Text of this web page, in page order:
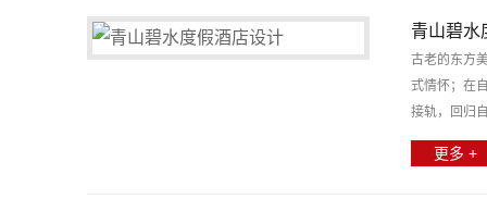
青山碧水
古老的东方
式情怀；在
接轨，回归
更多 +